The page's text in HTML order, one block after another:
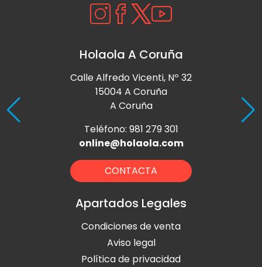
Holaola A Coruña
Calle Alfredo Vicenti, Nº 32
15004 A Coruña
A Coruña
Teléfono: 981 279 301
online@holaola.com
CONTACTA
Apartados Legales
Condiciones de venta
Aviso legal
Política de privacidad